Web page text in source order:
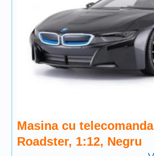
Masina cu
Roadster, 1:12, Negru